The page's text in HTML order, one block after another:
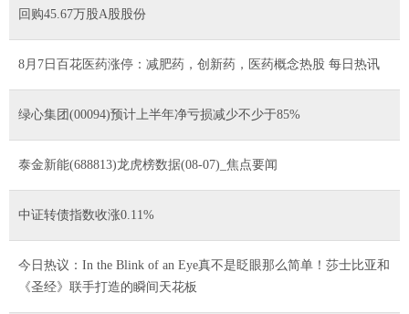
回购45.67万股A股股份
8月7日百花医药涨停：减肥药，创新药，医药概念热股 每日热讯
绿心集团(00094)预计上半年净亏损减少不少于85%
泰金新能(688813)龙虎榜数据(08-07)_焦点要闻
中证转债指数收涨0.11%
今日热议：In the Blink of an Eye真不是眨眼那么简单！莎士比亚和
《圣经》联手打造的瞬间天花板